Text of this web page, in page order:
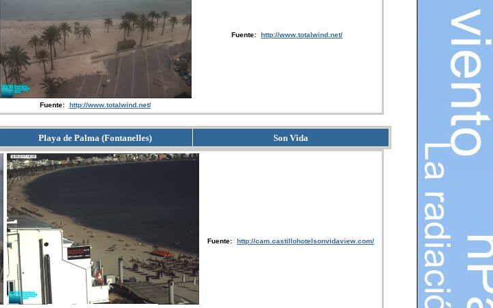
Fuente: http://www.totalwind.net/
Fuente: http://www.totalwind.net/
Playa de Palma (Fontanelles) Son Vida
Fuente: http://cam.castillohotelsonvidaview.com/